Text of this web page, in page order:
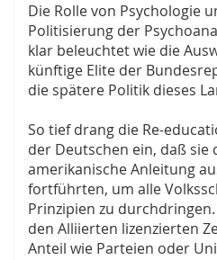
Die Rolle von Psychologie
Politisierung der
klar beleuchtet wie die
künftige Elite der
die spätere Politik dieses
So tief drang die Re-
der Deutschen ein, daß sie
amerikanische Anleitung
fortführten, um alle
Prinzipien zu
den Alliierten lizenzierten
Anteil wie Parteien oder